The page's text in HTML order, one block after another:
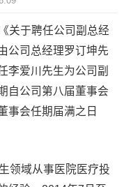
关于聘任公司副总经
公司总经理罗订坤先
李爱川先生为公司副
自公司第八届董事会
事会任期届满之日
领域从事医院医疗投